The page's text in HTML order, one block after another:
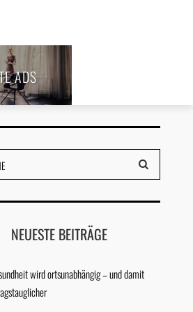
ADS
NEUESTE BEITRÄGE
wird ortsunabhängig – und damit